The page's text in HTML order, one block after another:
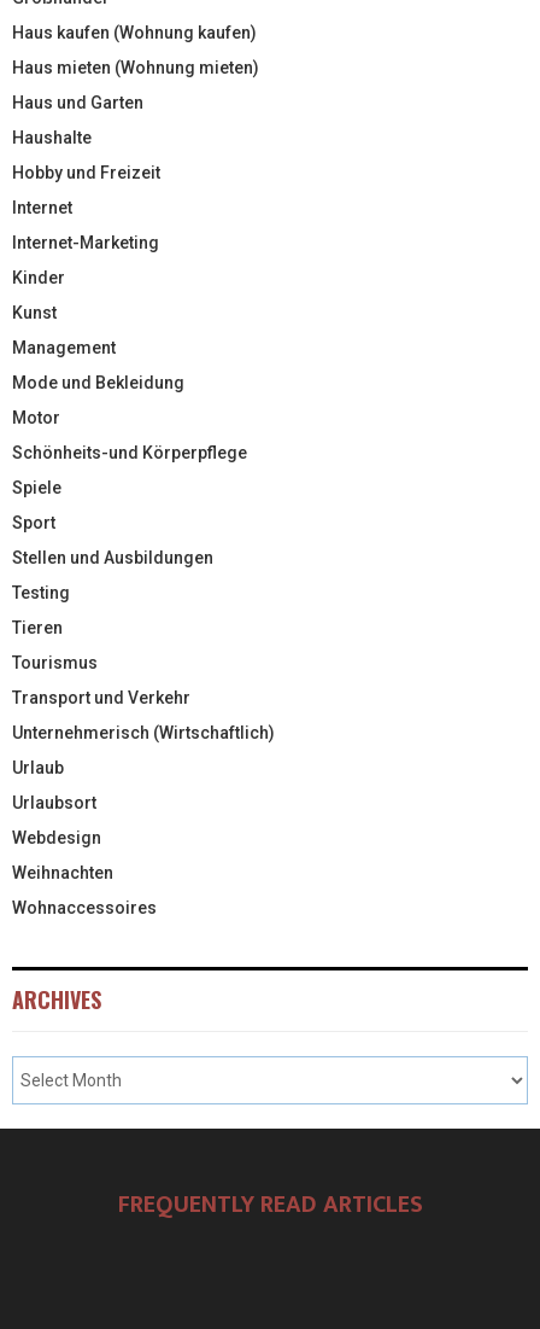
Haus kaufen (Wohnung kaufen)
Haus mieten (Wohnung mieten)
Haus und Garten
Haushalte
Hobby und Freizeit
Internet
Internet-Marketing
Kinder
Kunst
Management
Mode und Bekleidung
Motor
Schönheits-und Körperpflege
Spiele
Sport
Stellen und Ausbildungen
Testing
Tieren
Tourismus
Transport und Verkehr
Unternehmerisch (Wirtschaftlich)
Urlaub
Urlaubsort
Webdesign
Weihnachten
Wohnaccessoires
ARCHIVES
FREQUENTLY READ ARTICLES